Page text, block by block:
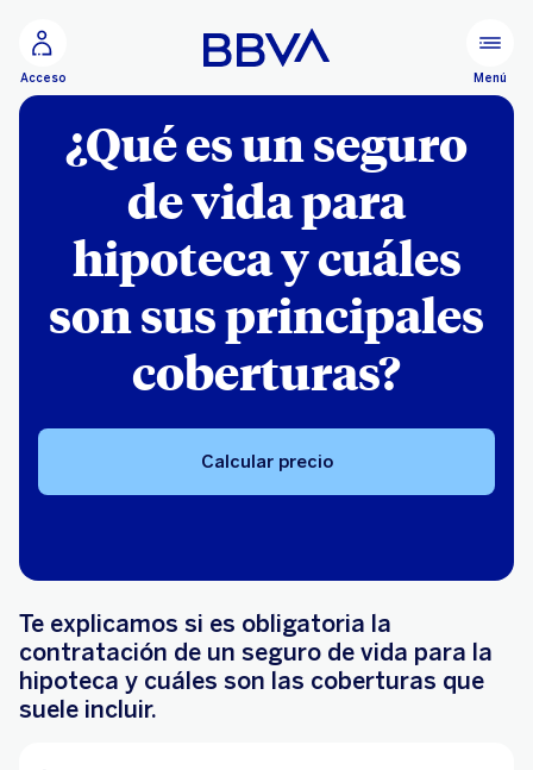
Acceso Menú
¿Qué es un seguro
de vida para
hipoteca y cuáles
son sus principales
coberturas?
Calcular precio
Te explicamos si es obligatoria la
contratación de un seguro de vida para la
hipoteca y cuáles son las coberturas que
suele incluir.